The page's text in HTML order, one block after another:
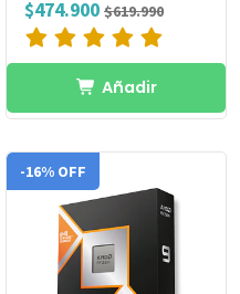
$474.900 $619.990
Añadir
-16% OFF